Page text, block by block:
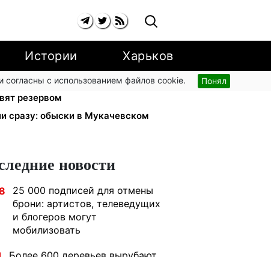
Истории Харьков
и согласны с использованием файлов cookie. Понял
в Павлограде: двое погибших,
резервом
сразу: обыски в Мукачевском
новости
25 000 подписей для отмены
брони: артистов, телеведущих
и блогеров могут
мобилизовать